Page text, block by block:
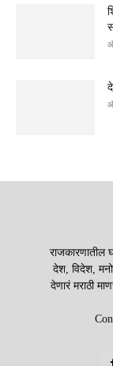
राजकारणातील
देश, विदेश,
देणारं मराठी